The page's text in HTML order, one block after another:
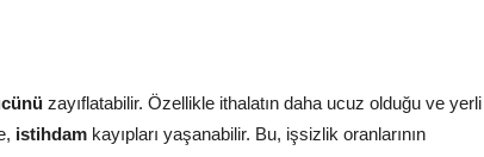
zayıflatabilir. Özellikle ithalatın daha ucuz olduğu ve yerli
istihdam kayıpları yaşanabilir. Bu, işsizlik oranlarının